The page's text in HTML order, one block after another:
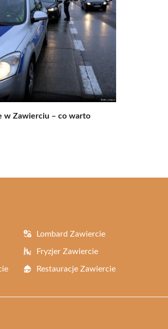
w Zawierciu – co warto
Lombard Zawiercie
Fryzjer Zawiercie
Restauracje Zawiercie